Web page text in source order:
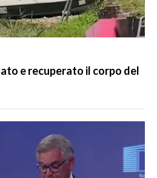
e recuperato il corpo del